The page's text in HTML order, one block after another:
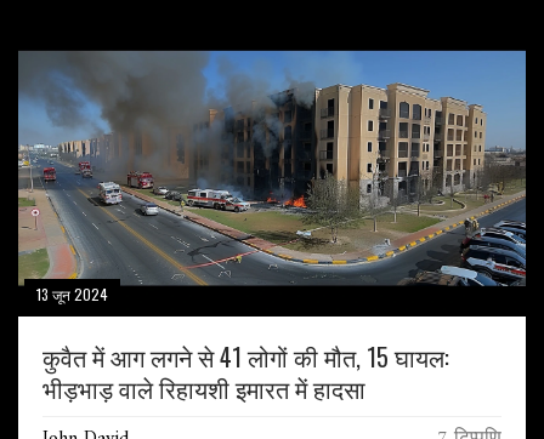
13 जून 2024
कुवैत में आग लगने से 41 लोगों की मौत, 15 घायल:
भीड़भाड़ वाले रिहायशी इमारत में हादसा